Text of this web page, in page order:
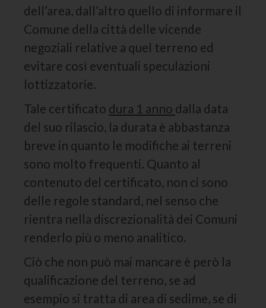
dell’area, dall’altro quello di informare il
Comune della città delle vicende
negoziali relative a quel terreno ed
evitare così eventuali speculazioni
lottizzatorie.
Tale certificato dura 1 anno dalla data
del suo rilascio, la durata è abbastanza
breve in quanto le modifiche ai terreni
sono molto frequenti. Quanto al
contenuto del certificato, non ci sono
delle regole standard, nel senso che
rientra nella discrezionalità dei Comuni
renderlo più o meno analitico.
Ciò che non può mai mancare è però la
qualificazione del terreno, se ad
esempio si tratta di area di sedime, se di